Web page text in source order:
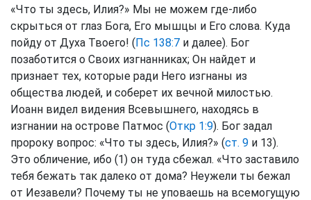
«Что ты здесь, Илия?» Мы не можем где-либо
скрыться от глаз Бога, Его мышцы и Его слова. Куда
пойду от Духа Твоего! (Пс 138:7 и далее). Бог
позаботится о Своих изгнанниках; Он найдет и
признает тех, которые ради Него изгнаны из
общества людей, и соберет их вечной милостью.
Иоанн видел видения Всевышнего, находясь в
изгнании на острове Патмос (Откр 1:9). Бог задал
пророку вопрос: «Что ты здесь, Илия?» (ст. 9 и 13).
Это обличение, ибо (1) он туда сбежал. «Что заставило
тебя бежать так далеко от дома? Неужели ты бежал
от Иезавели? Почему ты не уповаешь на всемогущую